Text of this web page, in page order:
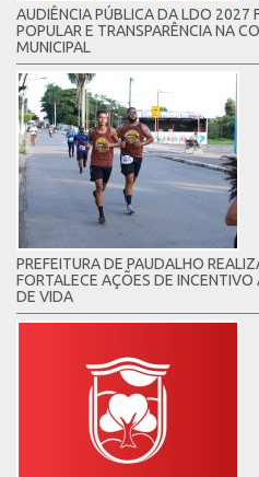
AUDIÊNCIA PÚBLICA DA LDO 2027
POPULAR E TRANSPARÊNCIA NA
MUNICIPAL
PREFEITURA DE PAUDALHO
FORTALECE AÇÕES DE
DE VIDA